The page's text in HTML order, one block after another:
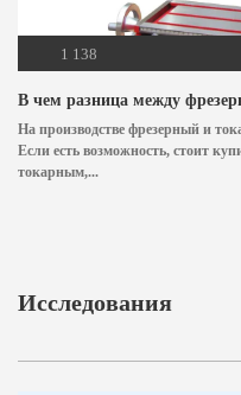
1 138
В чем разница между
На производстве фрезерный и
Если есть возможность, стоит
токарным,...
Исследования